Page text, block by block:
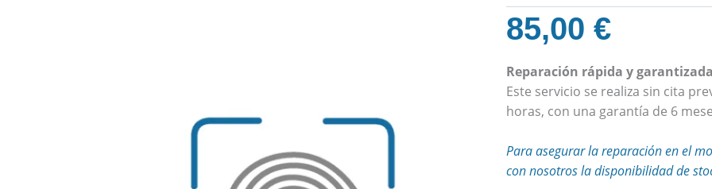
85,00 €
Reparación rápida y
Este servicio se realiza sin cita
horas, con una garantía de 6
Para asegurar la reparación en el
con nosotros la disponibilidad de